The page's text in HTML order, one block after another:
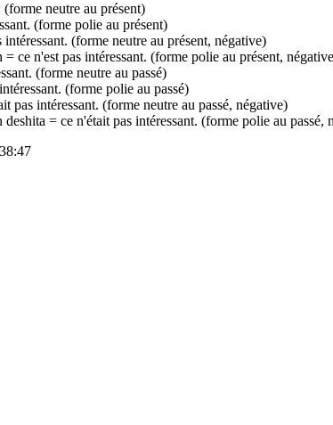
neutre au présent)
(forme polie au présent)
(forme neutre au présent, négative)
ce n'est pas intéressant. (forme polie au présent,
(forme neutre au passé)
(forme polie au passé)
pas intéressant. (forme neutre au passé, négative)
= ce n'était pas intéressant. (forme polie au passé,